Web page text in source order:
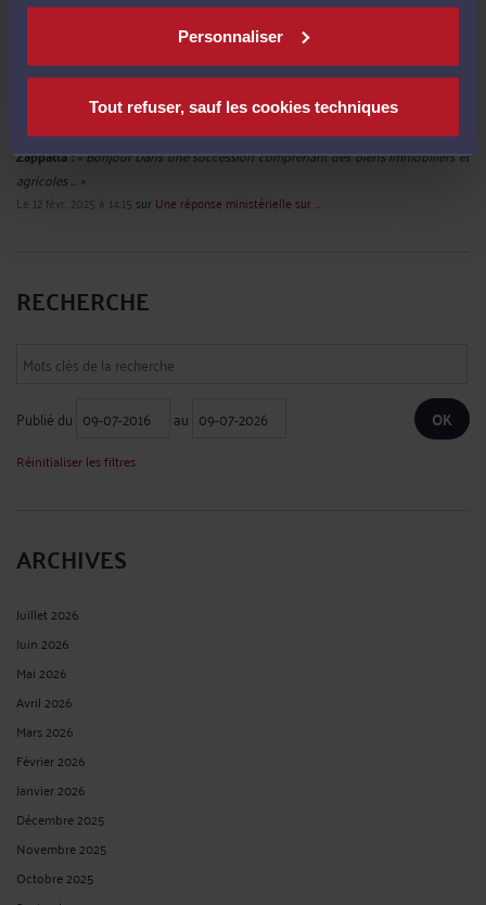
Personnaliser
Tout refuser, sauf les cookies techniques
Prescription de l'action récursoire Cour de cassation - Chambre civile 3 N° de
pourvoi : 23-21.203 ECLI:FR:CCASS:2025:C300395 Non publié au bulletin Solution
: Cassation Audience publique du jeudi 11 septembre 2025 Décision attaquée :
Cour d'appel de Rennes, du 06 juin 2023 Président Mme Teiller (présidente) ...
L'ASSUREUR EST TENU DE RAPPELER DANS LE CONTRAT
ParAlbert CASTONle 23/09/2025
L'assureur est tenu de rappeler dans le contrat d'assurances, les causes
attaquée : ... Lire la suite >
TOUTE POLICE D'ASSURANCE- CONSTRUCTION EST RÉPUTÉE
COMPORTER UNE CLAUSE ASSURANT LE MAINTIEN DE LA
GARANTIE POUR LA DURÉE DE LA RESPONSABILITÉ DÉCENNALE
ParAlbert CASTON